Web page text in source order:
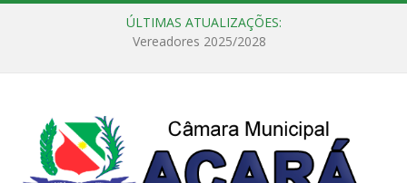
ÚLTIMAS ATUALIZAÇÕES: